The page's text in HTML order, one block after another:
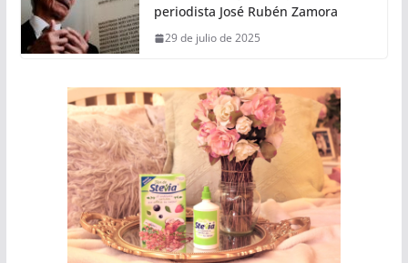
periodista José Rubén Zamora
29 de julio de 2025